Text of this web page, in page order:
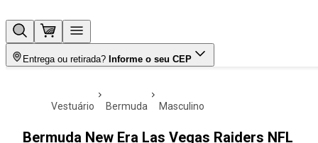
Entrega ou retirada? Informe o seu CEP
vestuário bermuda masculino
Bermuda New Era Las Vegas Raiders NFL